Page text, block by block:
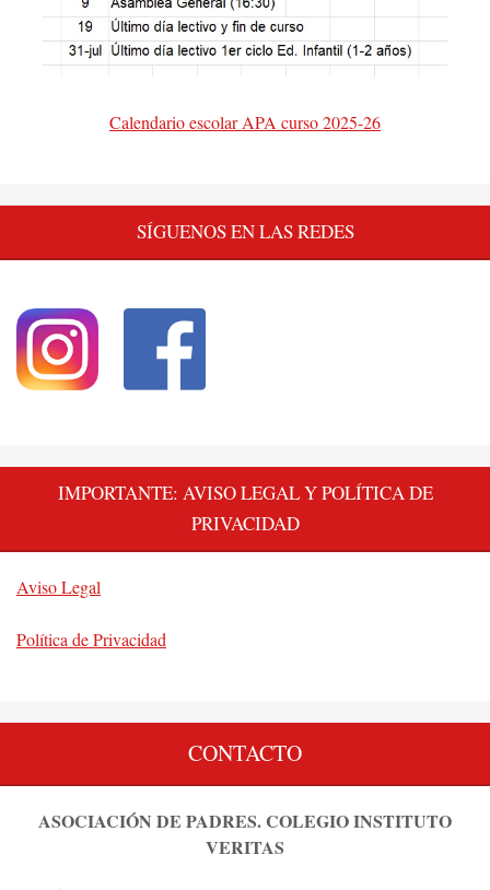
Calendario escolar APA curso 2025-26
SÍGUENOS EN LAS REDES
IMPORTANTE: AVISO LEGAL Y POLÍTICA DE
PRIVACIDAD
Aviso Legal
Política de Privacidad
CONTACTO
ASOCIACIÓN DE PADRES. COLEGIO INSTITUTO
VERITAS